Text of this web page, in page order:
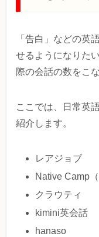
「告白」などの英
せるようになりた
際の会話の数をこ
ここでは、日常英
紹介します。
レアジョブ
Native Camp
クラウティ
kimini英会話
hanaso